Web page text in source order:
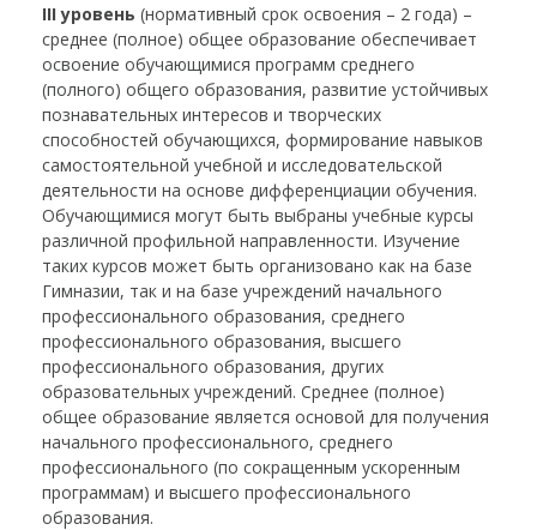
III уровень (нормативный срок освоения – 2 года) –
среднее (полное) общее образование обеспечивает
освоение обучающимися программ среднего
(полного) общего образования, развитие устойчивых
познавательных интересов и творческих
способностей обучающихся, формирование навыков
самостоятельной учебной и исследовательской
деятельности на основе дифференциации обучения.
Обучающимися могут быть выбраны учебные курсы
различной профильной направленности. Изучение
таких курсов может быть организовано как на базе
Гимназии, так и на базе учреждений начального
профессионального образования, среднего
профессионального образования, высшего
профессионального образования, других
образовательных учреждений. Среднее (полное)
общее образование является основой для получения
начального профессионального, среднего
профессионального (по сокращенным ускоренным
программам) и высшего профессионального
образования.